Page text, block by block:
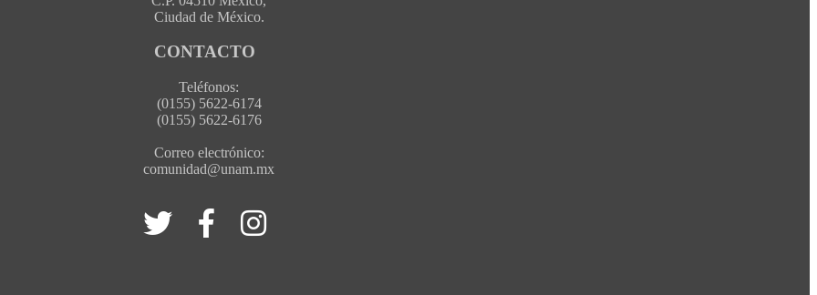
Ciudad de México.
CONTACTO
Teléfonos:
(0155) 5622-6174
(0155) 5622-6176
Correo electrónico:
comunidad@unam.mx